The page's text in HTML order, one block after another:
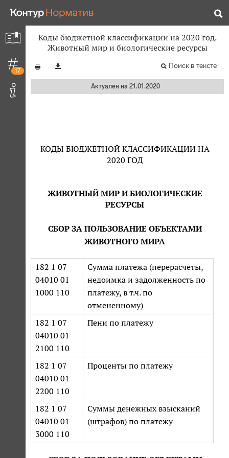
17
Коды бюджетной классификации на 2020 год.
Животный мир и биологические ресурсы
Поиск в тексте
Актуален на 21.01.2020
КОДЫ БЮДЖЕТНОЙ КЛАССИФИКАЦИИ НА
2020 ГОД
ЖИВОТНЫЙ МИР И БИОЛОГИЧЕСКИЕ
РЕСУРСЫ
СБОР ЗА ПОЛЬЗОВАНИЕ ОБЪЕКТАМИ
ЖИВОТНОГО МИРА
182 1 07
04010 01
1000 110
Сумма платежа (перерасчеты,
недоимка и задолженность по
платежу, в т.ч. по
отмененному)
182 1 07
04010 01
2100 110
Пени по платежу
182 1 07
04010 01
2200 110
Проценты по платежу
182 1 07
04010 01
3000 110
Суммы денежных взысканий
(штрафов) по платежу